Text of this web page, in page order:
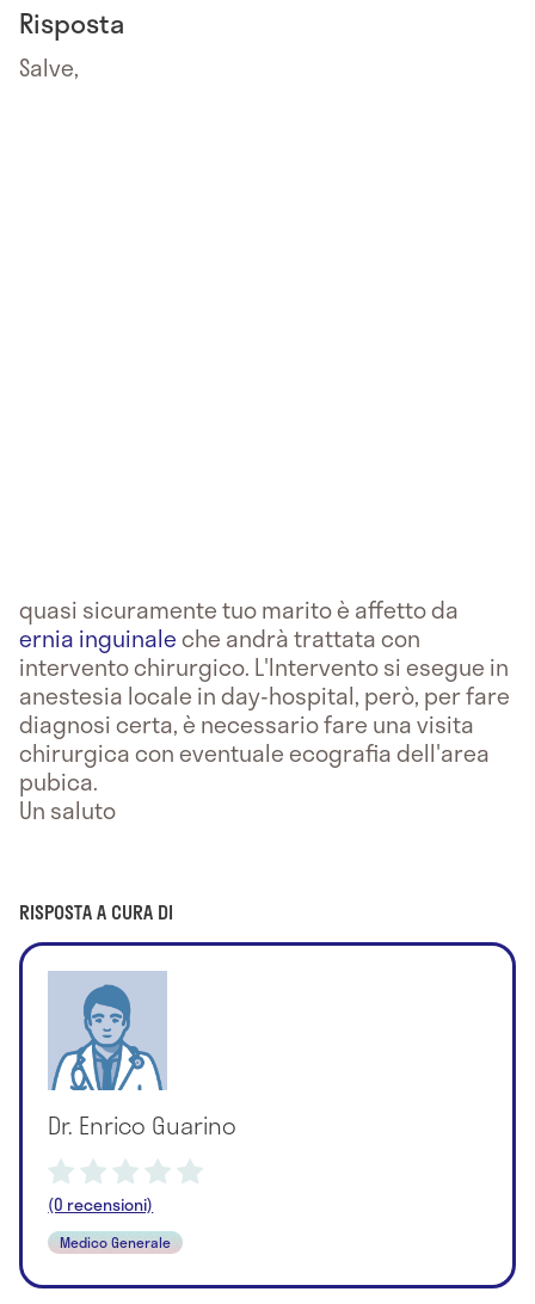
Risposta
Salve,
quasi sicuramente tuo marito è affetto da
ernia inguinaleche andrà trattata con
intervento chirurgico. L'Intervento si esegue in
anestesia locale in day-hospital, però, per fare
diagnosi certa, è necessario fare una visita
chirurgica con eventuale ecografia dell'area
pubica.
Un saluto
RISPOSTA A CURA DI
Dr. Enrico Guarino
(0 recensioni)
Medico Generale